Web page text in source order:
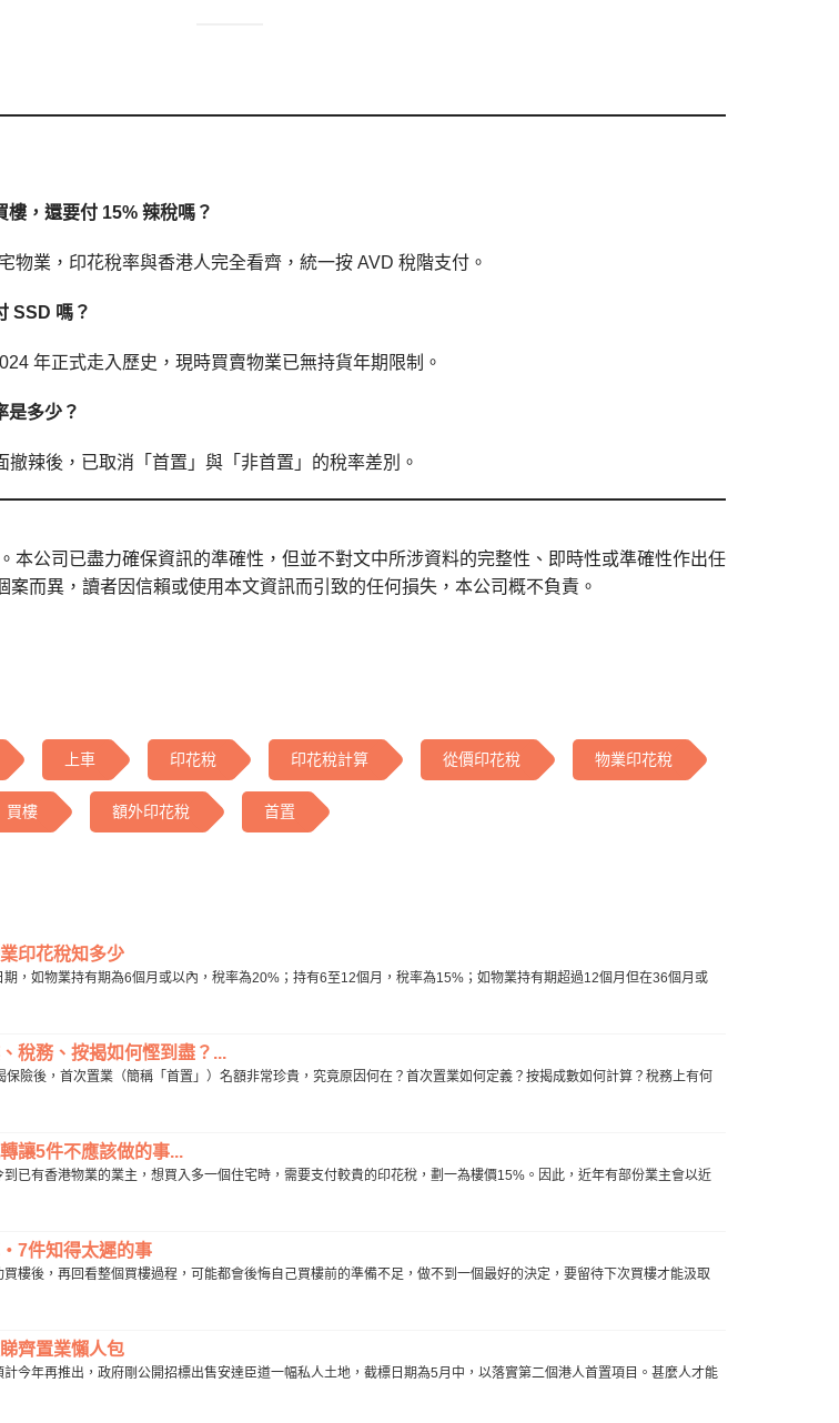
，還要付 15% 辣稅嗎？
物業，印花稅率與香港人完全看齊，統一按 AVD 稅階支付。
SSD 嗎？
年正式走入歷史，現時買賣物業已無持貨年期限制。
是多少？
撤辣後，已取消「首置」與「非首置」的稅率差別。
本公司已盡力確保資訊的準確性，但並不對文中所涉資料的完整性、即時性或準確性作出任
而異，讀者因信賴或使用本文資訊而引致的任何損失，本公司概不負責。
上車 印花稅 印花稅計算 從價印花稅 物業印花稅
買樓 額外印花稅 首置
印花稅知多少
，如物業持有期為6個月或以內，稅率為20%；持有6至12個月，稅率為15%；如物業持有期超過12個月但在36個月或
稅務、按揭如何慳到盡？...
險後，首次置業（簡稱「首置」）名額非常珍貴，究竟原因何在？首次置業如何定義？按揭成數如何計算？稅務上有何
讓5件不應該做的事...
已有香港物業的業主，想買入多一個住宅時，需要支付較貴的印花稅，劃一為樓價15%。因此，近年有部份業主會以近
‧7件知得太遲的事
樓後，再回看整個買樓過程，可能都會後悔自己買樓前的準備不足，做不到一個最好的決定，要留待下次買樓才能汲取
齊置業懶人包
今年再推出，政府剛公開招標出售安達臣道一幅私人土地，截標日期為5月中，以落實第二個港人首置項目。甚麼人才能